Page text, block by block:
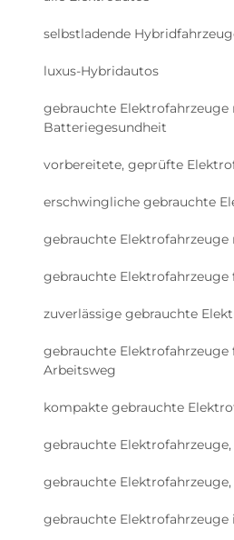
selbstladende
luxus-Hybridautos
gebrauchte
Batteriegesundheit
vorbereitete, geprüfte
erschwingliche gebrauchte
gebrauchte Elektrofahrzeuge
gebrauchte Elektrofahrzeuge
zuverlässige gebrauchte
gebrauchte
Arbeitsweg
kompakte gebrauchte
gebrauchte
gebrauchte Elektrofahrzeuge,
gebrauchte